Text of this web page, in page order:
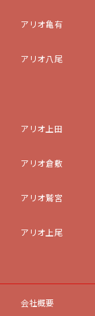
アリオ亀有
アリオ八尾
アリオ上田
アリオ倉敷
アリオ鷲宮
アリオ上尾
会社概要